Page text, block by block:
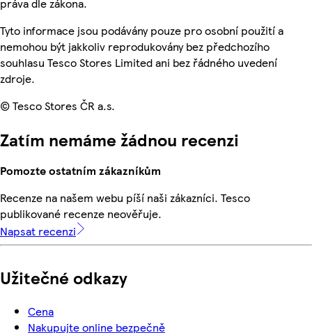
Tyto informace jsou podávány pouze pro osobní použití a
nemohou být jakkoliv reprodukovány bez předchozího
souhlasu Tesco Stores Limited ani bez řádného uvedení
zdroje.
© Tesco Stores ČR a.s.
Zatím nemáme žádnou recenzi
Pomozte ostatním zákazníkům
Recenze na našem webu píší naši zákazníci. Tesco
publikované recenze neověřuje.
Napsat recenzi
Užitečné odkazy
Cena
Nakupujte online bezpečně